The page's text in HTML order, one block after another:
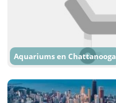
Aquariums en Chattanooga